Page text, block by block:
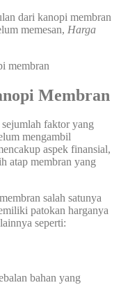
dari kanopi membran
memesan, Harga
membran
Membran
faktor yang
mengambil
aspek finansial,
atap membran yang
salah satunya
patokan harganya
seperti:
bahan yang